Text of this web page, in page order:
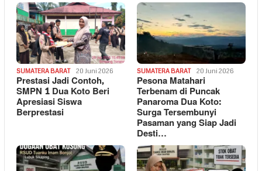
SUMATERA BARAT 20 Juni 2026
Prestasi Jadi Contoh,
SMPN 1 Dua Koto Beri
Apresiasi Siswa
Berprestasi
SUMATERA BARAT 20 Juni 2026
Pesona Matahari
Terbenam di Puncak
Panaroma Dua Koto:
Surga Tersembunyi
Pasaman yang Siap Jadi
Desti…